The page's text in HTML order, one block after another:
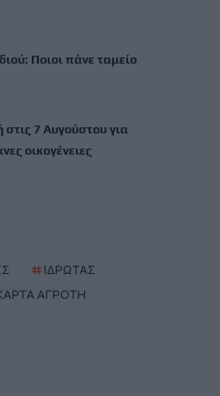
Ποιοι πάνε ταμείο
7 Αυγούστου για
οικογένειες
#ΙΔΡΩΤΑΣ
ΑΓΡΟΤΗ